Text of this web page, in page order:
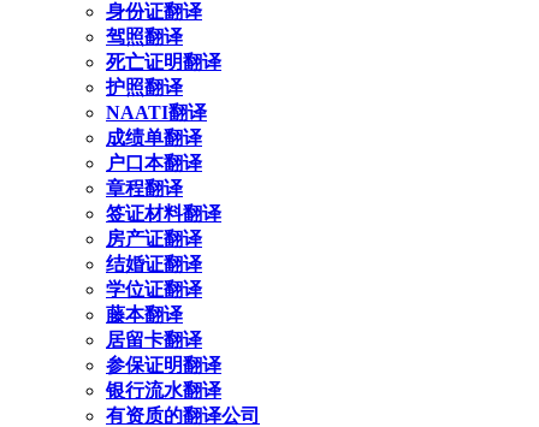
身份证翻译
驾照翻译
死亡证明翻译
护照翻译
NAATI翻译
成绩单翻译
户口本翻译
章程翻译
签证材料翻译
房产证翻译
结婚证翻译
学位证翻译
藤本翻译
居留卡翻译
参保证明翻译
银行流水翻译
有资质的翻译公司